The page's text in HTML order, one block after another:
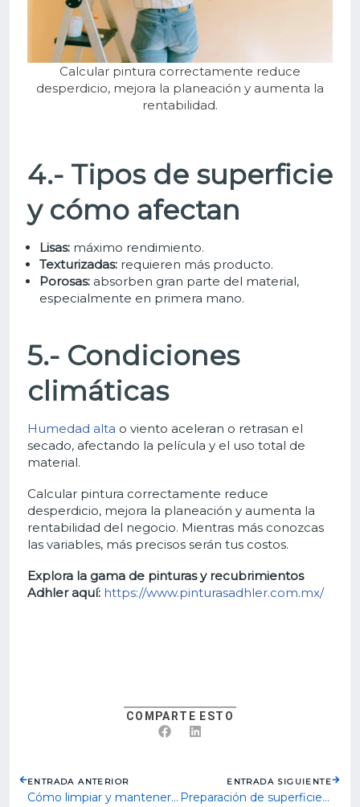
Calcular pintura correctamente reduce
desperdicio, mejora la planeación y aumenta la
rentabilidad.
4.- Tipos de superficie
y cómo afectan
Lisas: máximo rendimiento.
Texturizadas: requieren más producto.
Porosas: absorben gran parte del material,
especialmente en primera mano.
5.- Condiciones
climáticas
Humedad alta o viento aceleran o retrasan el
secado, afectando la película y el uso total de
material.
Calcular pintura correctamente reduce
desperdicio, mejora la planeación y aumenta la
rentabilidad del negocio. Mientras más conozcas
las variables, más precisos serán tus costos.
Explora la gama de pinturas y recubrimientos
Adhler aquí: https://www.pinturasadhler.com.mx/
COMPARTE ESTO
ENTRADA ANTERIOR
Cómo limpiar y mantener tus herramientas de pintado para que duren más tiempo
ENTRADA SIGUIENTE
Preparación de superficies paso a paso: el secreto de un buen acabado